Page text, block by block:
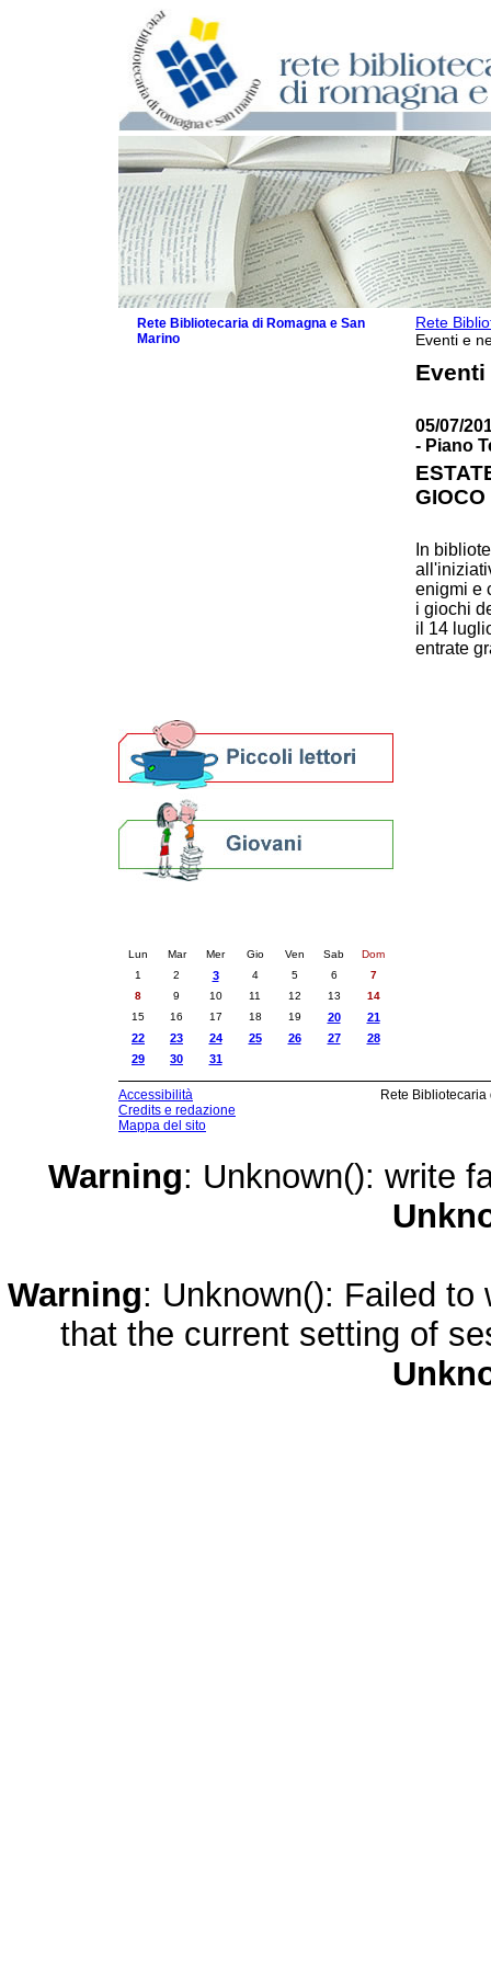
Rete
Eventi e
Eventi
05/07/
- Piano
GIOCO
In
enigmi e
i giochi
il 14
entrate
Rete Bibliotecaria di Romagna e San
Marino
Lun Mar Mer Gio Ven Sab
Dom
1
2 3 4 5 6
7
8
9 10 11 12 13
14
15
16 17 18 19 20
21
22
23 24 25 26 27
28
29
30 31
Accessibilità
Credits e redazione
Mappa del sito
Rete
Warning: Unknown(): write
Warning: Unknown(): Failed
that the current setting of